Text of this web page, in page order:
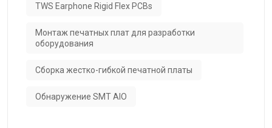
TWS Earphone Rigid Flex PCBs
Монтаж печатных плат для разработки
оборудования
Сборка жестко-гибкой печатной платы
Обнаружение SMT AIO